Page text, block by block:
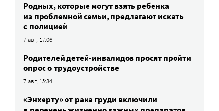
Родных, которые могут взять ребенка
из проблемной семьи, предлагают искать
с полицией
7 авг, 17:06
Родителей детей-инвалидов просят пройти
опрос о трудоустройстве
7 авг, 15:34
«Энхерту» от рака груди включили